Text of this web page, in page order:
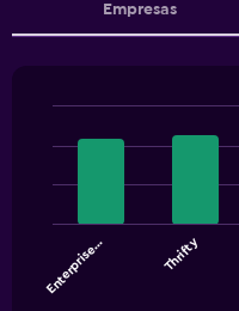
Empresas
chart
chart
has
graphic.
Enterprise… Thrifty
End
of